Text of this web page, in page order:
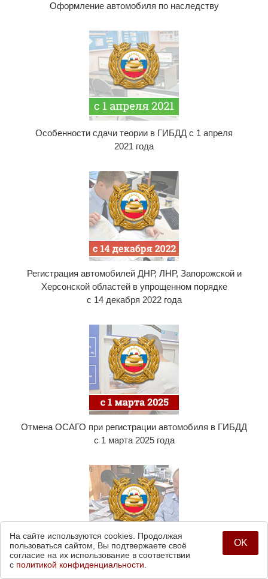
Оформление автомобиля по наследству
Особенности сдачи теории в ГИБДД с 1 апреля
2021 года
Регистрация автомобилей ДНР, ЛНР, Запорожской и
Херсонской областей в упрощенном порядке
с 14 декабря 2022 года
Отмена ОСАГО при регистрации автомобиля в ГИБДД
с 1 марта 2025 года
Регистрация автомобиля по доверенности с Госуслуг
OK
На сайте используются cookies. Продолжая
пользоваться сайтом, Вы подтвержаете своё
согласие на их использование в соответствии
с политикой конфиденциальности.